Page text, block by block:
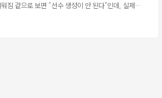
짐 겉으로 보면 “선수 생성이 안 된다"인데, 실제로
실제 선수 추가 폼 제출 목록에 즉시 반영 아무 변화